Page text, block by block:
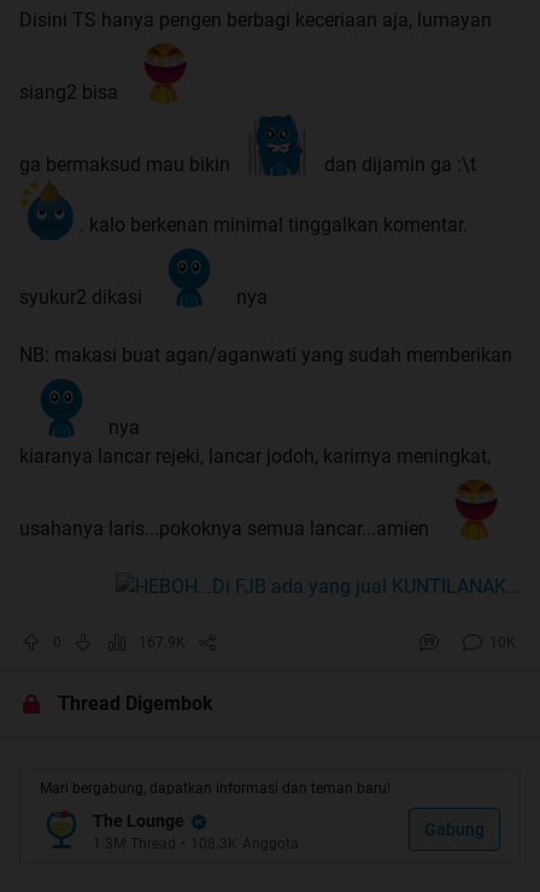
Disini TS hanya pengen berbagi keceriaan aja, lumayan
siang2 bisa
ga bermaksud mau bikin dan dijamin ga :\t
. kalo berkenan minimal tinggalkan komentar.
syukur2 dikasi nya
NB: makasi buat agan/aganwati yang sudah memberikan
nya
kiaranya lancar rejeki, lancar jodoh, karirnya meningkat,
usahanya laris...pokoknya semua lancar...amien
167.9K
Thread Digembok
Mari bergabung, dapatkan informasi dan teman baru!
The Lounge
1.3M Thread • 108.3K Anggota
Gabung